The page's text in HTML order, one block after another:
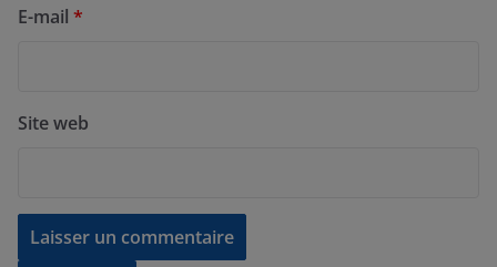
E-mail *
Site web